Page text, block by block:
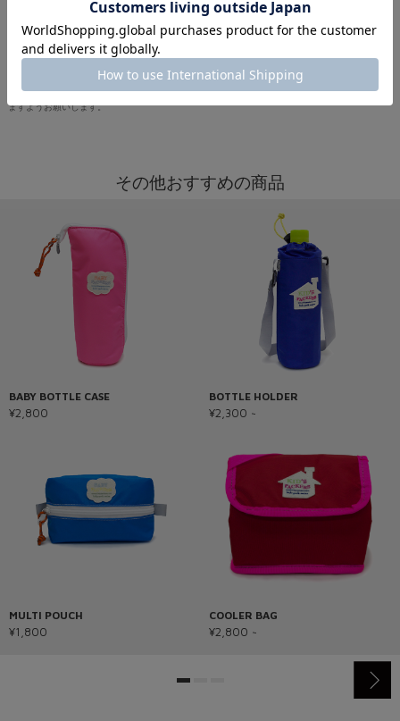
その他キッズ アクセサリーを見る
※製品詳細画像は実際の商品とは違う画像を使用している場合もございますので、ご注意下さい
ますようお願いします。
その他おすすめの商品
BABY BOTTLE CASE
¥2,800
MULTI POUCH
¥1,800
BOTTLE HOLDER
¥2,300 ~
COOLER BAG
¥2,800 ~